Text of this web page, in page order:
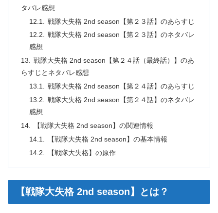
タバレ感想
戦隊大失格 2nd season【第２３話】のあらすじ
戦隊大失格 2nd season【第２３話】のネタバレ
感想
戦隊大失格 2nd season【第２４話（最終話）】のあ
らすじとネタバレ感想
戦隊大失格 2nd season【第２４話】のあらすじ
戦隊大失格 2nd season【第２４話】のネタバレ
感想
【戦隊大失格 2nd season】の関連情報
【戦隊大失格 2nd season】の基本情報
【戦隊大失格】の原作
【戦隊大失格 2nd season】とは？